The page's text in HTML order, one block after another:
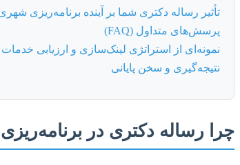
تأثیر رساله دکتری شما بر آینده برنامه‌ریزی
پرسش‌های متداول (FAQ)
نمونه‌ای از استراتژی لینک‌سازی و ارزیابی خدمات
نتیجه‌گیری و سخن پایانی
چرا رساله دکتری در